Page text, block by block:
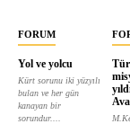
FORUM
Yol ve yolcu
Kürt sorunu iki yüzyılı
bulan ve her gün
kanayan bir
sorundur....